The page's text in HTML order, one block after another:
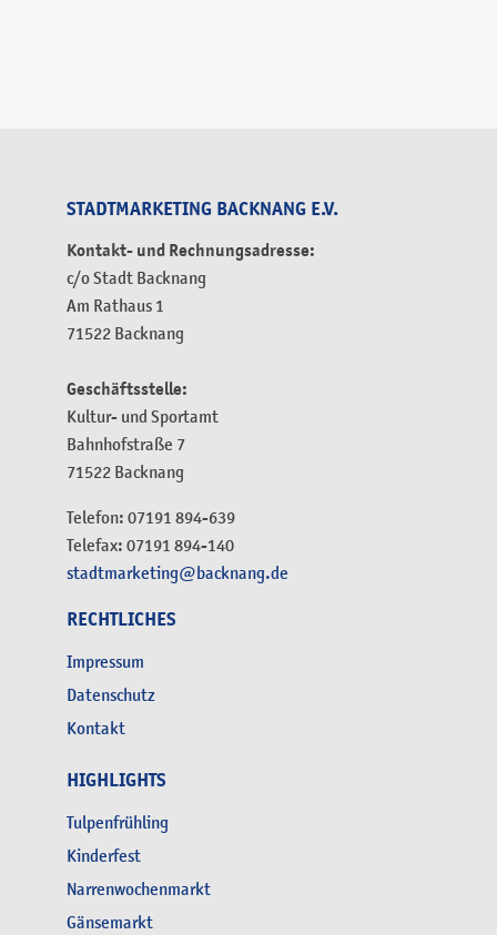
STADTMARKETING BACKNANG E.V.
Kontakt- und Rechnungsadresse:
c/o Stadt Backnang
Am Rathaus 1
71522 Backnang
Geschäftsstelle:
Kultur- und Sportamt
Bahnhofstraße 7
71522 Backnang
Telefon: 07191 894-639
Telefax: 07191 894-140
stadtmarketing@backnang.de
RECHTLICHES
Impressum
Datenschutz
Kontakt
HIGHLIGHTS
Tulpenfrühling
Kinderfest
Narrenwochenmarkt
Gänsemarkt